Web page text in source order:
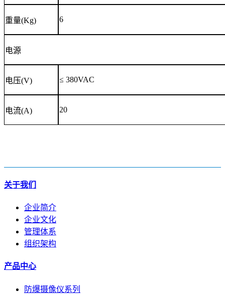
重量(Kg) 6
电源
电压(V) ≤ 380VAC
电流(A) 20
关于我们
企业简介
企业文化
管理体系
组织架构
产品中心
防爆摄像仪系列